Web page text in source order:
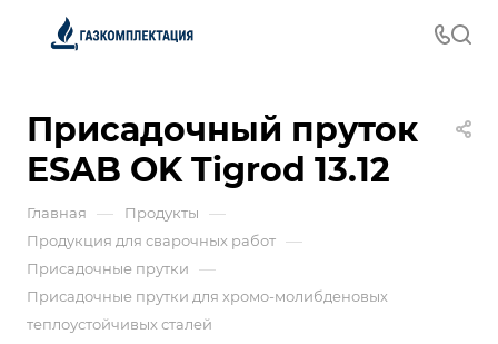
Присадочный пруток
ESAB OK Tigrod 13.12
Главная — Продукты —
Продукция для сварочных работ —
Присадочные прутки —
Присадочные прутки для хромо-молибденовых
теплоустойчивых сталей